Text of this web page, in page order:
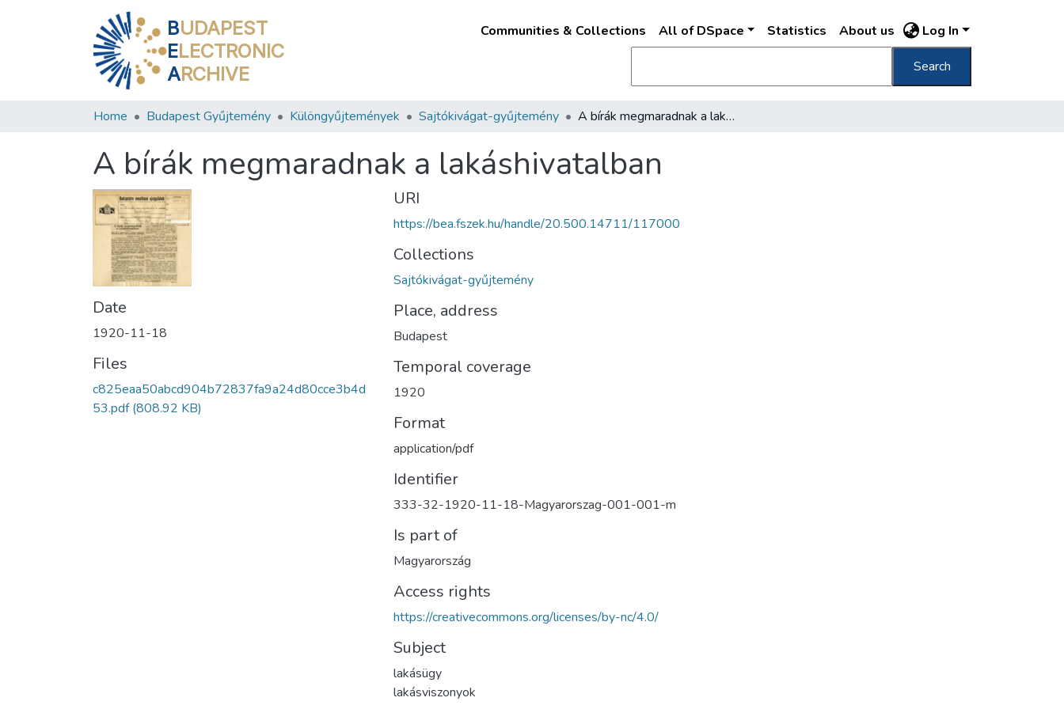
BUDAPEST
ELECTRONIC
ARCHIVE
Communities & Collections All of DSpace Statistics About us Log In
Search
Home Budapest Gyűjtemény Különgyűjtemények Sajtókivágat-gyűjtemény A bírák megmaradnak a lakáshivatalban
A bírák megmaradnak a lakáshivatalban
Date
1920-11-18
Files
c825eaa50abcd904b72837fa9a24d80cce3b4d
53.pdf(808.92 KB)
URI
https://bea.fszek.hu/handle/20.500.14711/117000
Collections
Sajtókivágat-gyűjtemény
Place, address
Budapest
Temporal coverage
1920
Format
application/pdf
Identifier
333-32-1920-11-18-Magyarorszag-001-001-m
Is part of
Magyarország
Access rights
https://creativecommons.org/licenses/by-nc/4.0/
Subject
lakásügy
lakásviszonyok